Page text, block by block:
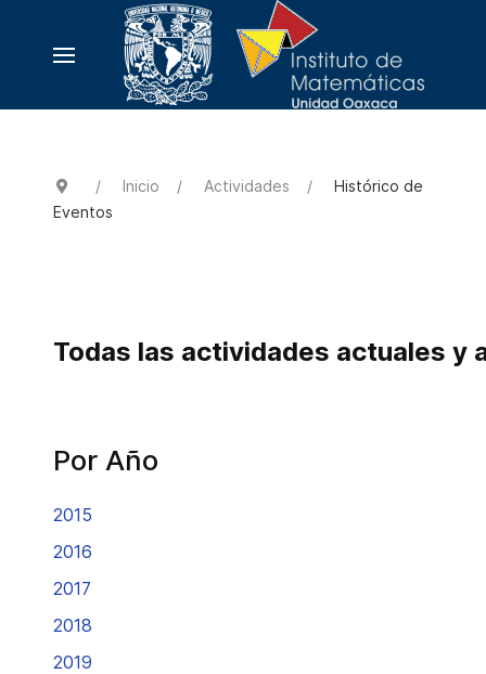
Inicio Actividades
Histórico de
Eventos
Todas las actividades actuales y
Por Año
2015
2016
2017
2018
2019